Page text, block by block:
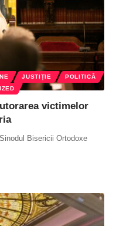
JUSTIȚIE
POLITICĂ
victimelor
Bisericii Ortodoxe